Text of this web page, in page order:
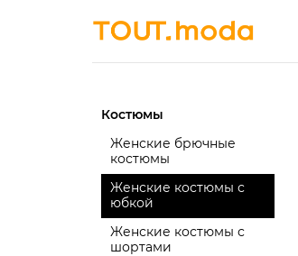
Костюмы
Женские брючные
костюмы
Женские костюмы с
юбкой
Женские костюмы с
шортами